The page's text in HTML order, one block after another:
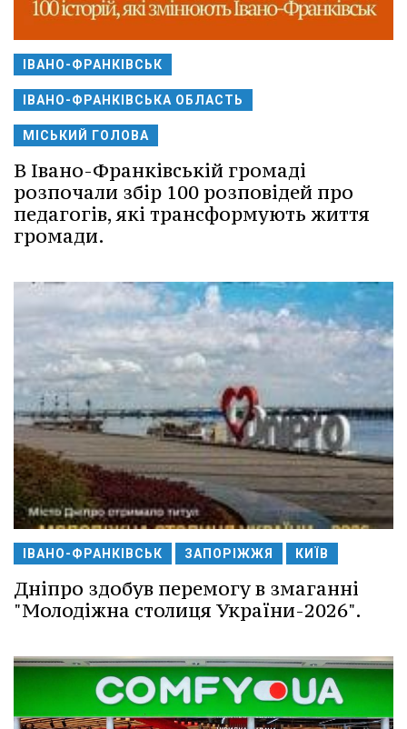
ІВАНО-ФРАНКІВСЬК
ІВАНО-ФРАНКІВСЬКА ОБЛАСТЬ
МІСЬКИЙ ГОЛОВА
В Івано-Франківській громаді
розпочали збір 100 розповідей про
педагогів, які трансформують життя
громади.
ІВАНО-ФРАНКІВСЬК ЗАПОРІЖЖЯ КИЇВ
Дніпро здобув перемогу в змаганні
"Молодіжна столиця України-2026".